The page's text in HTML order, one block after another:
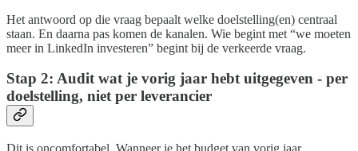
Het antwoord op die vraag bepaalt welke doelstelling(en) centraal
staan. En daarna pas komen de kanalen. Wie begint met “we moeten
meer in LinkedIn investeren” begint bij de verkeerde vraag.
Stap 2: Audit wat je vorig jaar hebt uitgegeven - per
doelstelling, niet per leverancier
Dit is oncomfortabel. Wanneer je het budget van vorig jaar